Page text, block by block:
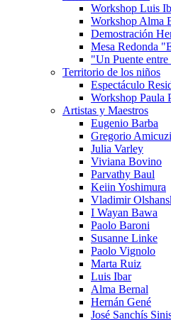
Workshop Luis
Workshop Alma
Demostración
Mesa Redonda
"Un Puente
Territorio de los niños
Espectáculo
Workshop Paula
Artistas y Maestros
Eugenio Barba
Gregorio Amicuzi
Julia Varley
Viviana Bovino
Parvathy Baul
Keiin Yoshimura
Vladimir
I Wayan Bawa
Paolo Baroni
Susanne Linke
Paolo Vignolo
Marta Ruiz
Luis Ibar
Alma Bernal
Hernán Gené
José Sanchís